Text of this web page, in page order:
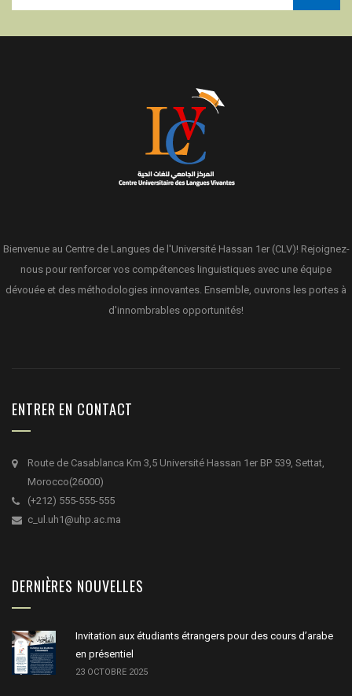
Bienvenue au Centre de Langues de l'Université Hassan 1er (CLV)! Rejoignez-
nous pour renforcer vos compétences linguistiques avec une équipe
dévouée et des méthodologies innovantes. Ensemble, ouvrons les portes à
d'innombrables opportunités!
ENTRER EN CONTACT
Route de Casablanca Km 3,5 Université Hassan 1er BP 539, Settat,
Morocco(26000)
(+212) 555-555-555
c_ul.uh1@uhp.ac.ma
DERNIÈRES NOUVELLES
Invitation aux étudiants étrangers pour des cours d’arabe
en présentiel
23 OCTOBRE 2025